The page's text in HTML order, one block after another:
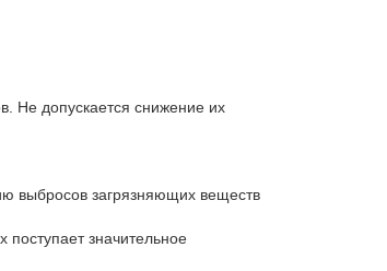
Не допускается снижение их
выбросов загрязняющих веществ
поступает значительное